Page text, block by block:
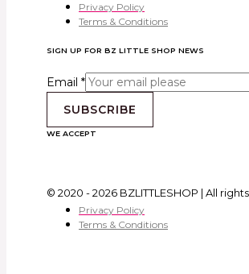
Privacy Policy
Terms & Conditions
SIGN UP FOR BZ LITTLE SHOP NEWS
Email *
SUBSCRIBE
WE ACCEPT
© 2020 - 2026 BZLITTLESHOP | All
Privacy Policy
Terms & Conditions